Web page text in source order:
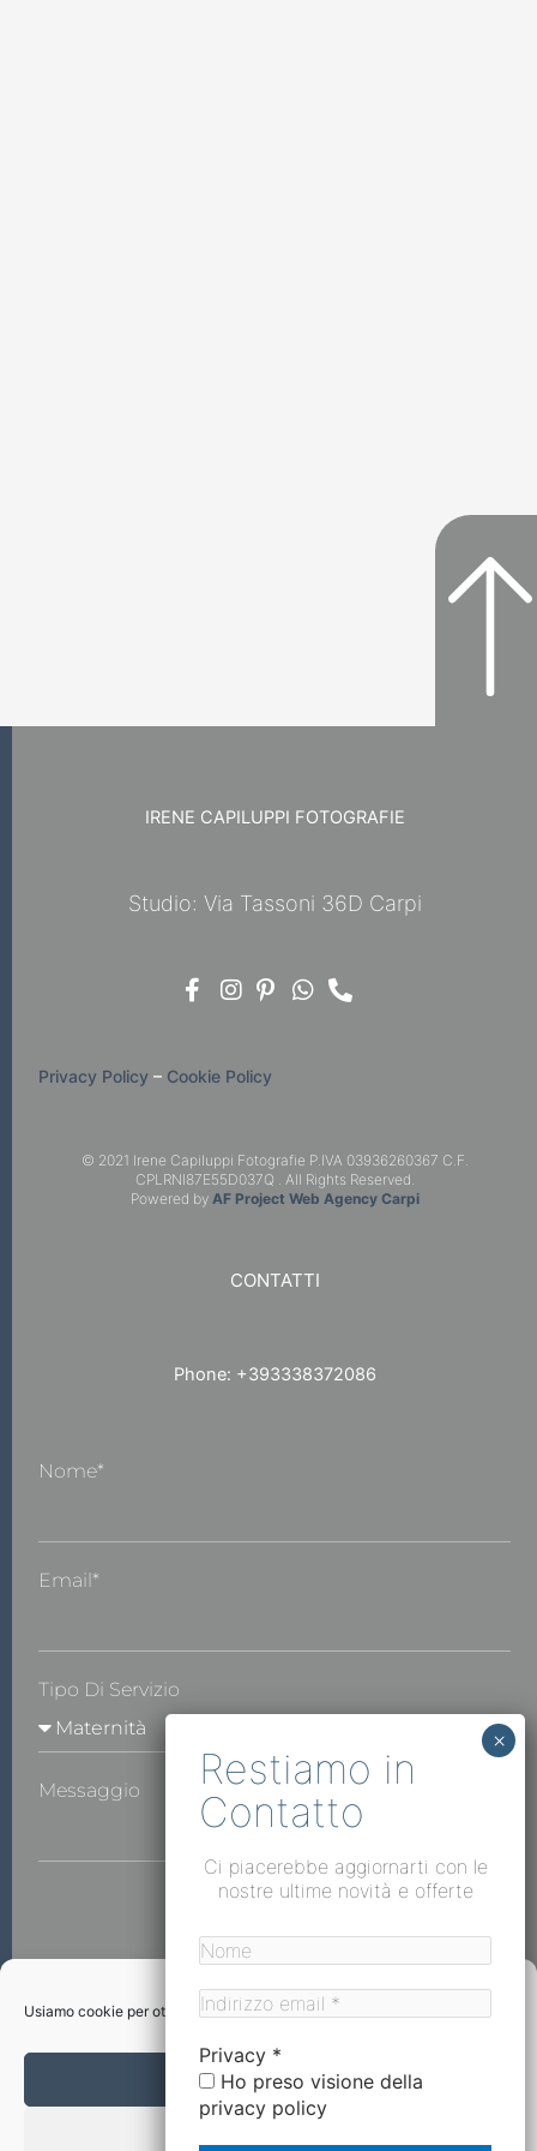
Usiamo cookie per ottimizzare il nostro sito web ed i nostri servizi.
Accetta
IRENE CAPILUPPI FOTOGRAFIE
Studio: Via Tassoni 36D Carpi
Privacy Policy – Cookie Policy
© 2021 Irene Capiluppi Fotografie P.IVA 03936260367 C.F.
CPLRNI87E55D037Q . All Rights Reserved.
Powered by AF Project Web Agency Carpi
CONTATTI
Phone: +393338372086
Nome*
Email*
Tipo Di Servizio
Messaggio
I suoi dati non verranno conservati né strutturati. Tramite questo
modulo verrà inviata un’email di corrispondenza. Pertanto i suoi dati
non verranno trattati in alcun modo, ai sensi del regolamento UE
Ci piacerebbe aggiornarti con le
nostre ultime novità e offerte
Privacy *
Ho preso visione della
privacy policy